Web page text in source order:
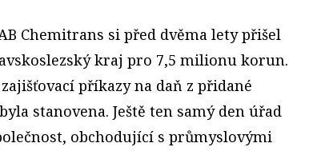
Chemi­trans si před dvěma lety přišel
kraj pro 7,5 milionu korun.
příkazy na daň z přidané
stanovena. Ještě ten samý den úřad
obchodující s průmyslovými